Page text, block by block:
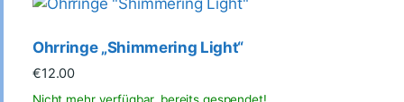
Ohrringe „Shimmering Light“
€12.00